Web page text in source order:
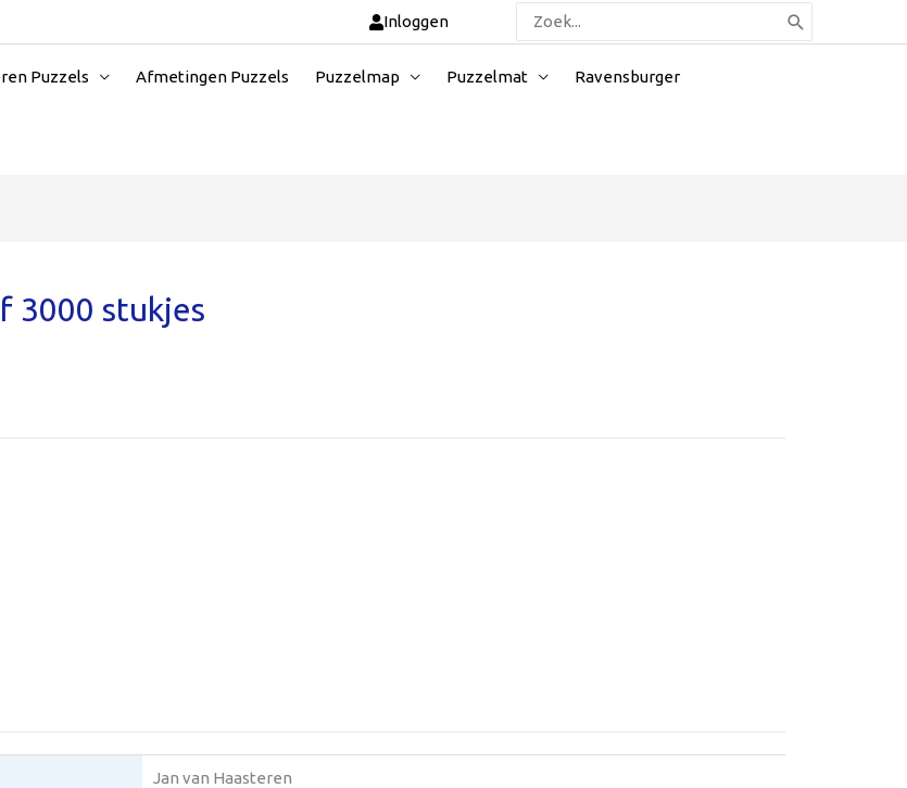
Inloggen
Zoeken
naar:
Puzzels Afmetingen Puzzels Puzzelmap Puzzelmat Ravensburger
3000 stukjes
Jan van Haasteren